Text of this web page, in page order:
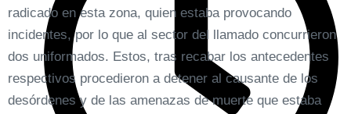
radicado en esta zona, quien estaba provocando
incidentes, por lo que al sector del llamado concurrieron
dos uniformados. Estos, tras recabar los antecedentes
respectivos procedieron a detener al causante de los
desórdenes y de las amenazas de muerte que estaba